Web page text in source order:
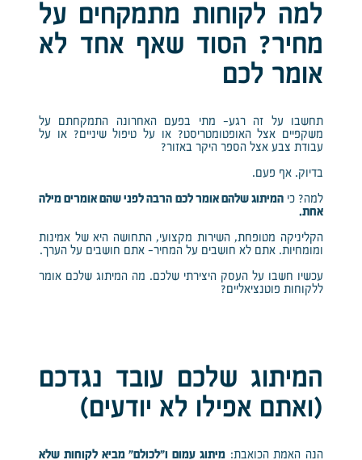
למה לקוחות מתמקחים על
מחיר? הסוד שאף אחד לא
אומר לכם
תחשבו על זה רגע- מתי בפעם האחרונה התמקחתם על
משקפיים אצל האופטומטריסט? או על טיפול שיניים? או על
עבודת צבע אצל הספר היקר באזור?
בדיוק. אף פעם.
למה? כיהמיתוג שלהם אומר לכם הרבה לפני שהם אומרים מילה
אחת.
הקליניקה מטופחת, השירות מקצועי, התחושה היא של אמינות
ומומחיות. אתם לא חושבים על המחיר- אתם חושבים על הערך.
עכשיו חשבו על העסק היצירתי שלכם. מה המיתוג שלכם אומר
ללקוחות פוטנציאליים?
המיתוג שלכם עובד נגדכם
(ואתם אפילו לא יודעים)
הנה האמת הכואבת:מיתוג עמום ו”לכולם” מביא לקוחות שלא